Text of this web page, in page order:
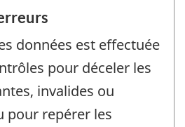
données est effectuée
pour déceler les
invalides ou
pour repérer les